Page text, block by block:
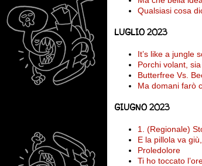
Qualsiasi cosa
LUGLIO 2023
It’s like a jungle
Porchi volant,
Butterfree Vs.
Ma domani farò
GIUGNO 2023
1. (Regionale)
E la pillola va
Proledolore
Ti ho toccato